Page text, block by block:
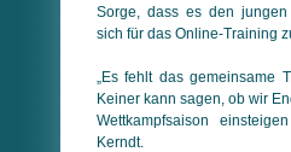
Sorge, dass es den
sich für das Online-Training
„Es fehlt das gemeinsame
Keiner kann sagen, ob wir
Wett­kampfsaison
Kerndt.